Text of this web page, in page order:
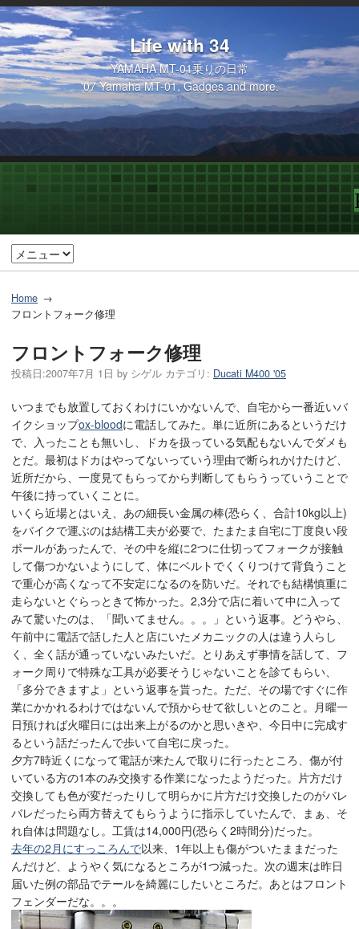
Life with 34
YAMAHA MT-01乗りの日常
'07 Yamaha MT-01, Gadges and more.
Home
フロントフォーク修理
フロントフォーク修理
投稿日:2007年7月 1日 by シゲル カテゴリ: Ducati M400 '05
いつまでも放置しておくわけにいかないんで、自宅から一番近いバ
イクショップox-bloodに電話してみた。単に近所にあるというだけ
で、入ったことも無いし、ドカを扱っている気配もないんでダメも
とだ。最初はドカはやってないっていう理由で断られかけたけど、
近所だから、一度見てもらってから判断してもらうっていうことで
午後に持っていくことに。
いくら近場とはいえ、あの細長い金属の棒(恐らく、合計10kg以上)
をバイクで運ぶのは結構工夫が必要で、たまたま自宅に丁度良い段
ボールがあったんで、その中を縦に2つに仕切ってフォークが接触
して傷つかないようにして、体にベルトでくくりつけて背負うこと
で重心が高くなって不安定になるのを防いだ。それでも結構慎重に
走らないとぐらっときて怖かった。2,3分で店に着いて中に入って
みて驚いたのは、「聞いてません。。。」という返事。どうやら、
午前中に電話で話した人と店にいたメカニックの人は違う人らし
く、全く話が通っていないみたいだ。とりあえず事情を話して、フ
ォーク周りで特殊な工具が必要そうじゃないことを診てもらい、
「多分できますよ」という返事を貰った。ただ、その場ですぐに作
業にかかれるわけではないんで預からせて欲しいとのこと。月曜一
日預ければ火曜日には出来上がるのかと思いきや、今日中に完成す
るという話だったんで歩いて自宅に戻った。
夕方7時近くになって電話が来たんで取りに行ったところ、傷が付
いている方の1本のみ交換する作業になったようだった。片方だけ
交換しても色が変だったりして明らかに片方だけ交換したのがバレ
バレだったら両方替えてもらうように指示していたんで、まぁ、そ
れ自体は問題なし。工賃は14,000円(恐らく2時間分)だった。
去年の2月にすっころんで以来、1年以上も傷がついたままだった
んだけど、ようやく気になるところが1つ減った。次の週末は昨日
届いた例の部品でテールを綺麗にしたいところだ。あとはフロント
フェンダーだな。。。